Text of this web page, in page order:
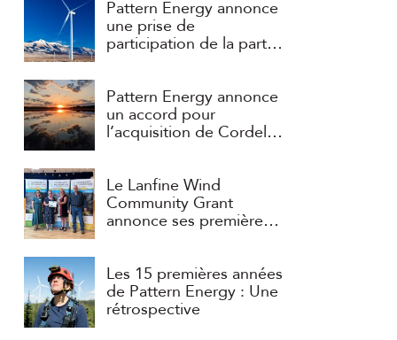
Pattern Energy annonce
une prise de
participation de la part
Pattern Energy annonce
un accord pour
l’acquisition de Cordelio
Le Lanfine Wind
Community Grant
annonce ses premières
Les 15 premières années
de Pattern Energy : Une
rétrospective